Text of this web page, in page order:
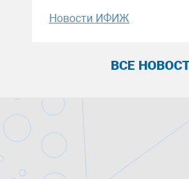
Новости ИФИЖ
ВСЕ